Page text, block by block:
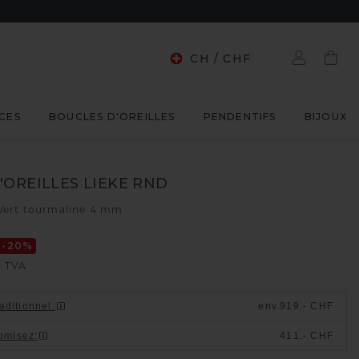
CH / CHF
BOUCLES D'OREILLES PENDENTIFS BIJOUX
LIEKE RND
tourmaline 4 mm
-20 %
TVA
: env. 919.- CHF
: 411.- CHF